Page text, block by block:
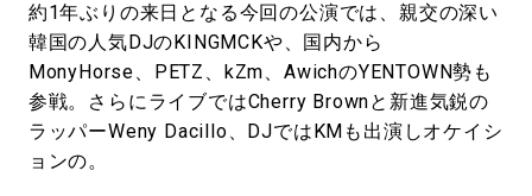
約1年ぶりの来日となる今回の公演では、親交の深い
韓国の人気DJのKINGMCKや、国内から
MonyHorse、PETZ、kZm、AwichのYENTOWN勢も
参戦。さらにライブではCherry Brownと新進気鋭の
ラッパーWeny Dacillo、DJではKMも出演しオケイシ
ョンの。